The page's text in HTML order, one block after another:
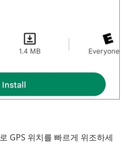
GPS 위치를 빠르게 위조하세